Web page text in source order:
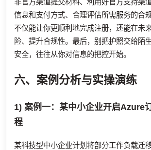
非官方渠道提交材料、利用好官方支持渠
信息和支付方式、合理评估所需服务的合
不仅能让你更顺利地完成注册，还能在未
险、提升合规性。最后，别把护照交给陌
安全，往往从你对信息的把控开始。
六、案例分析与实操演练
1) 案例一：某中小企业开启Azure
程
某科技型中小企业计划将部分工作负载迁